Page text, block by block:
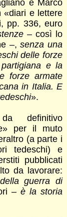
e Marco
«diari e lettere
pp. 336, euro
– così lo
–,senza una
delle forze
e la
forze armate
in Italia. E
».
definitivo
per il muto
(a parte i
tedeschi) e
pubblicati
da lavorare:
guerra di
–è la storia